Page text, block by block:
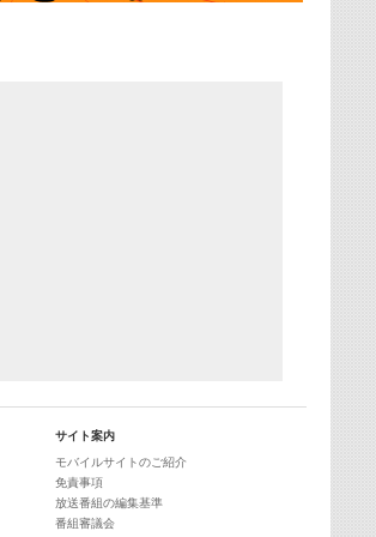
サイト案内
モバイルサイトのご紹介
免責事項
放送番組の編集基準
番組審議会